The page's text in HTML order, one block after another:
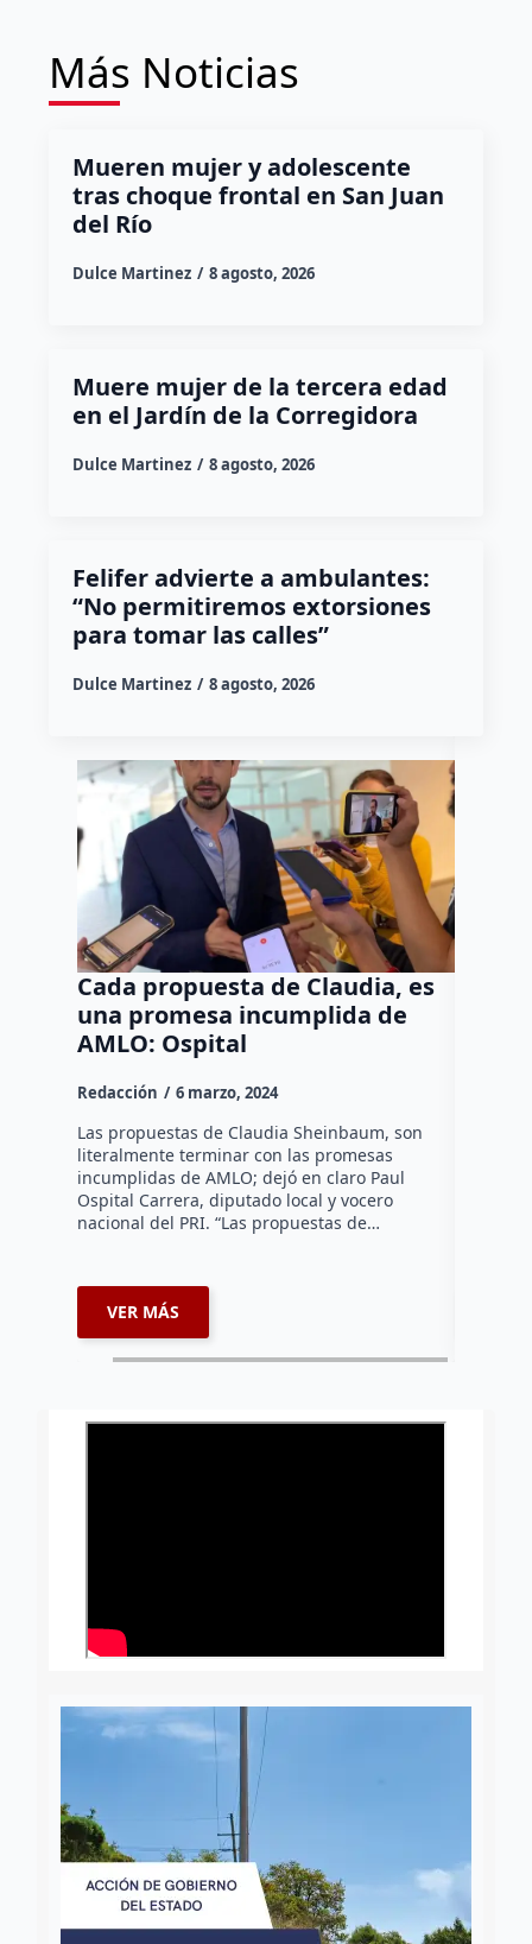
Más Noticias
Mueren mujer y adolescente
tras choque frontal en San Juan
del Río
Dulce Martinez 8 agosto, 2026
Muere mujer de la tercera edad
en el Jardín de la Corregidora
Dulce Martinez 8 agosto, 2026
Felifer advierte a ambulantes:
“No permitiremos extorsiones
para tomar las calles”
Dulce Martinez 8 agosto, 2026
Cada propuesta de Claudia, es
una promesa incumplida de
AMLO: Ospital
Redacción 6 marzo, 2024
Las propuestas de Claudia Sheinbaum, son
literalmente terminar con las promesas
incumplidas de AMLO; dejó en claro Paul
Ospital Carrera, diputado local y vocero
nacional del PRI. “Las propuestas de…
VER MÁS